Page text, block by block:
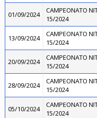
01/09/2024
CAMPEONATO
15/2024
13/09/2024
CAMPEONATO
15/2024
20/09/2024
CAMPEONATO
15/2024
28/09/2024
CAMPEONATO
15/2024
05/10/2024
CAMPEONATO
15/2024